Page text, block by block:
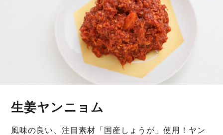
生姜ヤンニョム
風味の良い、注目素材「国産しょうが」使用！ヤン